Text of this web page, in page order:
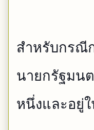
สำหรับกรณี
นายกรัฐมน
หนึงและอยู่